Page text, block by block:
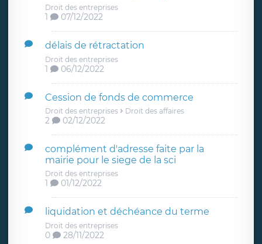
Droit des entreprises
1 07/12/2022
délais de rétractation
Droit des entreprises
1 06/12/2022
Cession de fonds de commerce
Droit des entreprises Droit des affaires
2 02/12/2022
complément d'adresse faite par la
mairie pour le siege de la sci
Droit des entreprises
1 01/12/2022
liquidation et déchéance du terme
Droit des entreprises
0 28/11/2022